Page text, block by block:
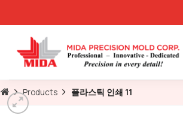
content
Products 플라스틱 인쇄 11